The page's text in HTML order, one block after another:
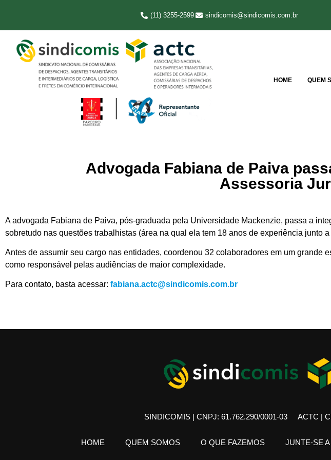
(11) 3255-2599 sindicomis@sindicomis.com.br
HOME QUEM
Advogada Fabiana de Paiva
Assessoria
A advogada Fabiana de Paiva, pós-graduada pela Universidade Mackenzie, passa a
sobretudo nas questões trabalhistas (área na qual ela tem 18 anos de experiência junto
Antes de assumir seu cargo nas entidades, coordenou 32 colaboradores em um
como responsável pelas audiências de maior complexidade.
Para contato, basta acessar: fabiana.actc@sindicomis.com.br
SINDICOMIS | CNPJ: 61.762.290/0001-03 ACTC |
HOME QUEM SOMOS O QUE FAZEMOS JUNTE-SE